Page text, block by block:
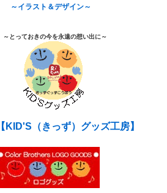
～イラスト＆デザイン～
～とっておきの今を永遠の想い出に～
【KID'S（きっず）グッズ工房】